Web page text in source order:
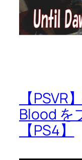
【
Blood を
【PS4】